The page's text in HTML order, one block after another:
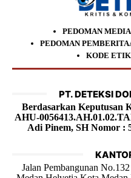
PEDOMAN
PEDOMAN
KODE
PT. DETEKSI
Berdasarkan Keputusan
AHU-
Adi Pinem, SH Nomor :
Jalan Pembangunan